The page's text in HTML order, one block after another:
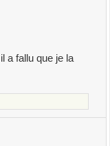
a fallu que je la